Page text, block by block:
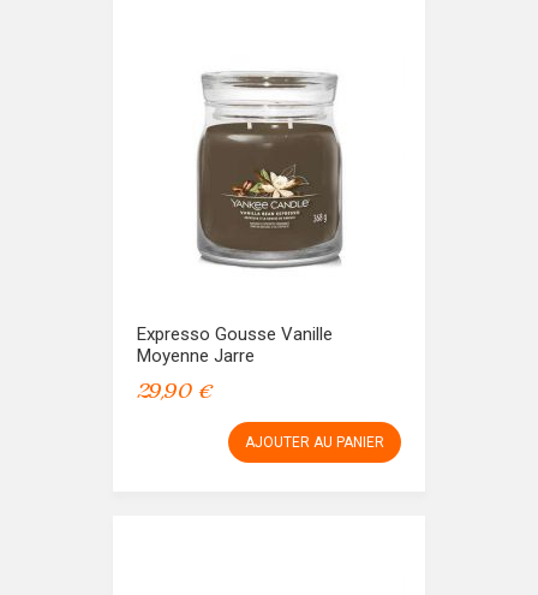
Expresso Gousse Vanille
Moyenne Jarre
29,90 €
AJOUTER AU PANIER